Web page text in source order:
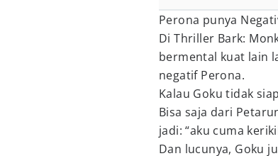
Perona punya
Di Thriller Bark:
bermental kuat lain
negatif Perona.
Kalau Goku tidak
Bisa saja dari
jadi: “aku cuma
Dan lucunya, Goku